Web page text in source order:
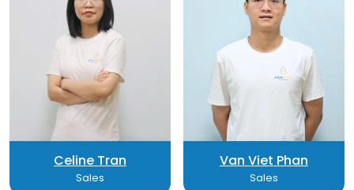
Celine Tran
Sales
Van Viet Phan
Sales